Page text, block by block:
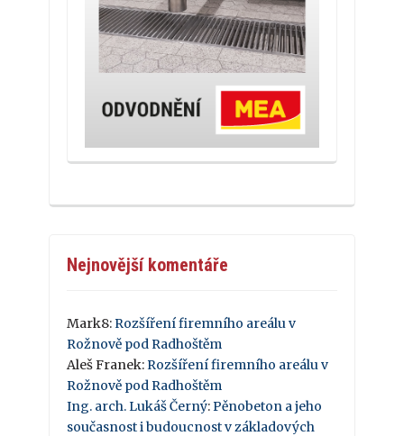
Nejnovější komentáře
Mark8: Rozšíření firemního areálu v
Rožnově pod Radhoštěm
Aleš Franek: Rozšíření firemního areálu v
Rožnově pod Radhoštěm
Ing. arch. Lukáš Černý: Pěnobeton a jeho
současnost i budoucnost v základových